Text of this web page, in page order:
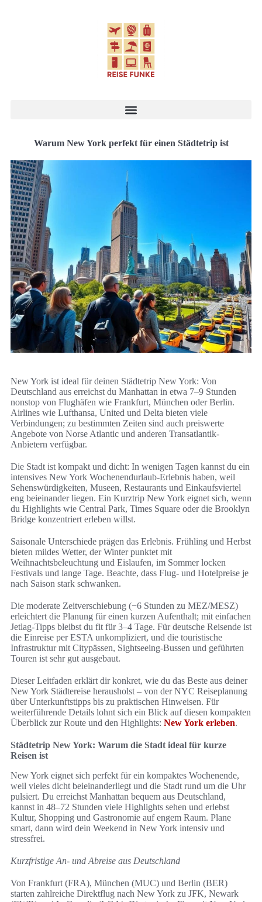
Warum New York perfekt für einen Städtetrip ist
New York ist ideal für deinen Städtetrip New York: Von
Deutschland aus erreichst du Manhattan in etwa 7–9 Stunden
nonstop von Flughäfen wie Frankfurt, München oder Berlin.
Airlines wie Lufthansa, United und Delta bieten viele
Verbindungen; zu bestimmten Zeiten sind auch preiswerte
Angebote von Norse Atlantic und anderen Transatlantik-
Anbietern verfügbar.
Die Stadt ist kompakt und dicht: In wenigen Tagen kannst du ein
intensives New York Wochenendurlaub-Erlebnis haben, weil
Sehenswürdigkeiten, Museen, Restaurants und Einkaufsviertel
eng beieinander liegen. Ein Kurztrip New York eignet sich, wenn
du Highlights wie Central Park, Times Square oder die Brooklyn
Bridge konzentriert erleben willst.
Saisonale Unterschiede prägen das Erlebnis. Frühling und Herbst
bieten mildes Wetter, der Winter punktet mit
Weihnachtsbeleuchtung und Eislaufen, im Sommer locken
Festivals und lange Tage. Beachte, dass Flug- und Hotelpreise je
nach Saison stark schwanken.
Die moderate Zeitverschiebung (−6 Stunden zu MEZ/MESZ)
erleichtert die Planung für einen kurzen Aufenthalt; mit einfachen
Jetlag-Tipps bleibst du fit für 3–4 Tage. Für deutsche Reisende ist
die Einreise per ESTA unkompliziert, und die touristische
Infrastruktur mit Citypässen, Sightseeing-Bussen und geführten
Touren ist sehr gut ausgebaut.
Dieser Leitfaden erklärt dir konkret, wie du das Beste aus deiner
New York Städtereise herausholst – von der NYC Reiseplanung
über Unterkunftstipps bis zu praktischen Hinweisen. Für
weiterführende Details lohnt sich ein Blick auf diesen kompakten
Überblick zur Route und den Highlights: New York erleben.
Städtetrip New York: Warum die Stadt ideal für kurze
Reisen ist
New York eignet sich perfekt für ein kompaktes Wochenende,
weil vieles dicht beieinanderliegt und die Stadt rund um die Uhr
pulsiert. Du erreichst Manhattan bequem aus Deutschland,
kannst in 48–72 Stunden viele Highlights sehen und erlebst
Kultur, Shopping und Gastronomie auf engem Raum. Plane
smart, dann wird dein Weekend in New York intensiv und
stressfrei.
Kurzfristige An- und Abreise aus Deutschland
Von Frankfurt (FRA), München (MUC) und Berlin (BER)
starten zahlreiche Direktflug nach New York zu JFK, Newark